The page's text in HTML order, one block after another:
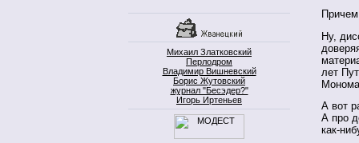
Михаил Златковский
Перлодром
Владимир Вишневский
Борис Жутовский
журнал "Бесэдер?"
Игорь Иртеньев
Ну,
лет
А вот
А про
как-